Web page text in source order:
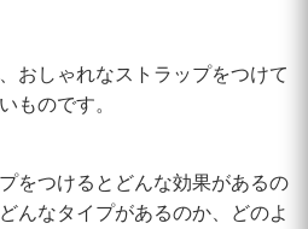
おしゃれなストラップをつけて
ものです。
をつけるとどんな効果があるの
んなタイプがあるのか、どのよ